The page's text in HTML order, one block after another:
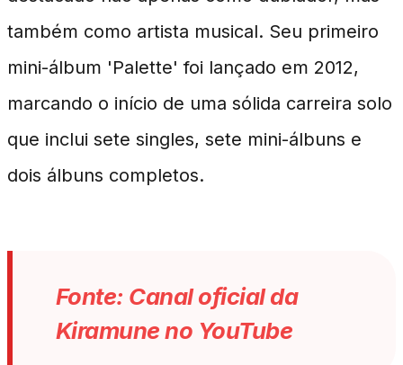
também como artista musical. Seu primeiro
mini-álbum 'Palette' foi lançado em 2012,
marcando o início de uma sólida carreira solo
que inclui sete singles, sete mini-álbuns e
dois álbuns completos.
Fonte: Canal oficial da
Kiramune no YouTube